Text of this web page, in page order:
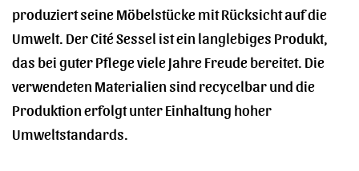
produziert seine Möbelstücke mit Rücksicht auf die
Umwelt. Der Cité Sessel ist ein langlebiges Produkt,
das bei guter Pflege viele Jahre Freude bereitet. Die
verwendeten Materialien sind recycelbar und die
Produktion erfolgt unter Einhaltung hoher
Umweltstandards.